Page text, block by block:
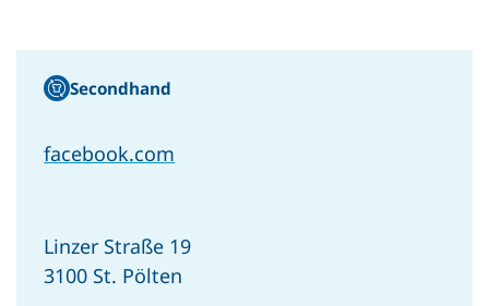
Secondhand
facebook.com
Linzer Straße 19
3100 St. Pölten